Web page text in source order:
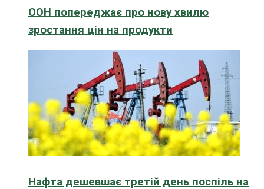
ООН попереджає про нову хвилю
зростання цін на продукти
Нафта дешевшає третій день поспіль на